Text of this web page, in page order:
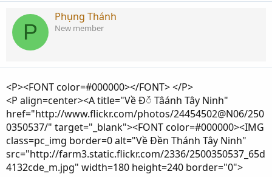
P
Phụng Thánh
New member
<P><FONT color=#000000></FONT> </P>
<P align=center><A title="Về Đᮨ Tâánh Tây Ninh"
href="http://www.flickr.com/photos/24454502@N06/250
0350537/" target="_blank"><FONT color=#000000><IMG
class=pc_img border=0 alt="Về Đền Thánh Tây Ninh"
src="http://farm3.static.flickr.com/2336/2500350537_65d
4132cde_m.jpg" width=180 height=240 border="0">